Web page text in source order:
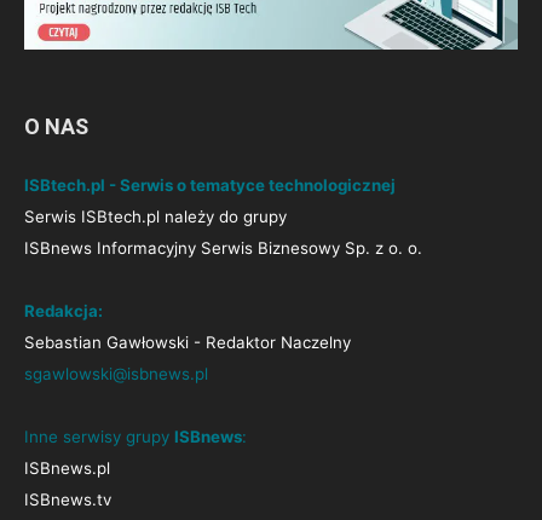
O NAS
ISBtech.pl - Serwis o tematyce technologicznej
Serwis ISBtech.pl należy do grupy
ISBnews Informacyjny Serwis Biznesowy Sp. z o. o.
Redakcja:
Sebastian Gawłowski - Redaktor Naczelny
sgawlowski@isbnews.pl
Inne serwisy grupy ISBnews:
ISBnews.pl
ISBnews.tv